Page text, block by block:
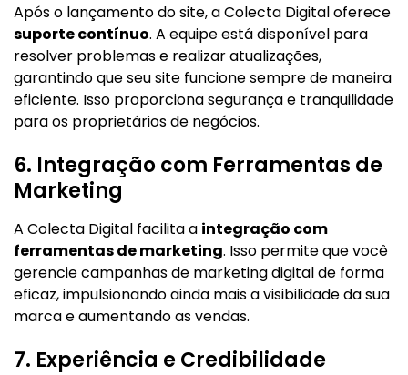
Após o lançamento do site, a Colecta Digital oferece
suporte contínuo. A equipe está disponível para
resolver problemas e realizar atualizações,
garantindo que seu site funcione sempre de maneira
eficiente. Isso proporciona segurança e tranquilidade
para os proprietários de negócios.
6. Integração com Ferramentas de
Marketing
A Colecta Digital facilita a integração com
ferramentas de marketing. Isso permite que você
gerencie campanhas de marketing digital de forma
eficaz, impulsionando ainda mais a visibilidade da sua
marca e aumentando as vendas.
7. Experiência e Credibilidade